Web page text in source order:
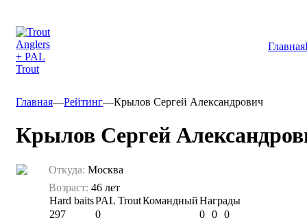
Главная
Главная—Рейтинг—Крылов Сергей Александрович
Крылов Сергей
Откуда: Москва
Возраст: 46 лет
Hard baitsPAL TroutКомандныйНаграды
297
0 0 0 0